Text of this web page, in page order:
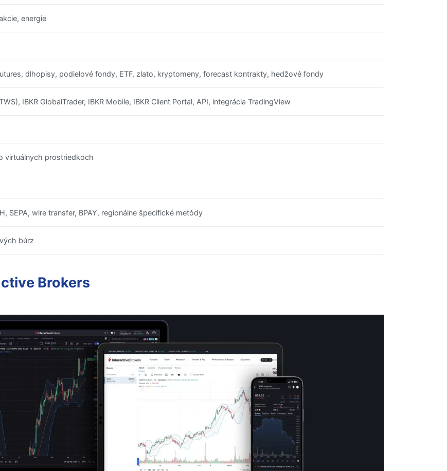
energie
dlhopisy, podielové fondy, ETF, zlato, kryptomeny, forecast kontrakty, hedžové fondy
IBKR GlobalTrader, IBKR Mobile, IBKR Client Portal, API, integrácia TradingView
virtuálnych prostriedkoch
SEPA, wire transfer, BPAY, regionálne špecifické metódy
búrz
Brokers